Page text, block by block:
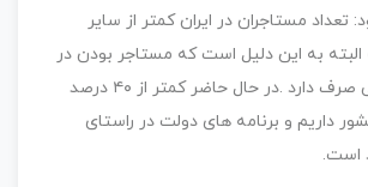
تعداد مستاجران در ایران کمتر از سایر
به این دلیل است که مستاجر بودن در
کشورهای اروپایی صرف دارد .در حال حاضر کمتر از ۴۰ درصد
داریم و برنامه های دولت در راستای
است.